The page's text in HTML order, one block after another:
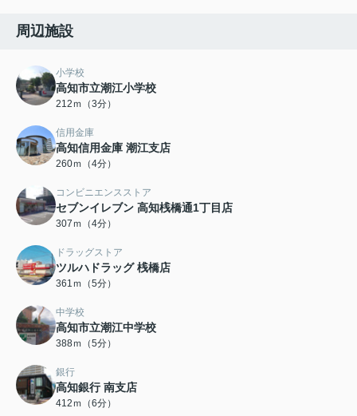
周辺施設
小学校
高知市立潮江小学校
212ｍ（3分）
信用金庫
高知信用金庫 潮江支店
260ｍ（4分）
コンビニエンスストア
セブンイレブン 高知桟橋通1丁目店
307ｍ（4分）
ドラッグストア
ツルハドラッグ 桟橋店
361ｍ（5分）
中学校
高知市立潮江中学校
388ｍ（5分）
銀行
高知銀行 南支店
412ｍ（6分）